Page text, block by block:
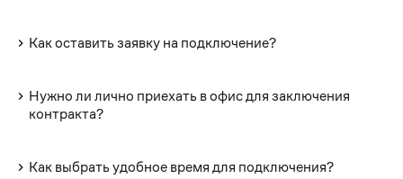
Как оставить заявку на подключение?
Нужно ли лично приехать в офис для заключения
контракта?
Как выбрать удобное время для подключения?